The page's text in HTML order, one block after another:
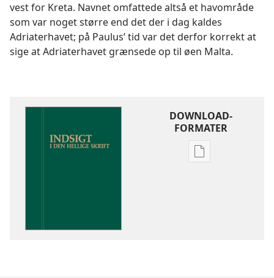
vest for Kreta. Navnet omfattede altså et havområde
som var noget større end det der i dag kaldes
Adriaterhavet; på Paulus’ tid var det derfor korrekt at
sige at Adriaterhavet grænsede op til øen Malta.
DOWNLOAD-
FORMATER
Indstillinger